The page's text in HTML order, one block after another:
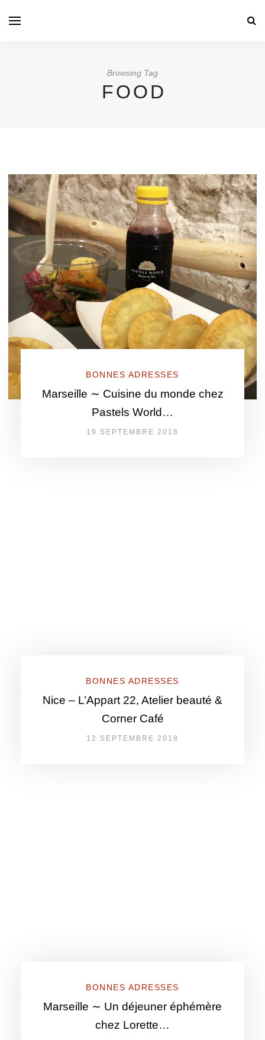
Browsing Tag
FOOD
BONNES ADRESSES
Marseille ∼ Cuisine du monde chez
Pastels World…
19 SEPTEMBRE 2018
BONNES ADRESSES
Nice – L’Appart 22, Atelier beauté &
Corner Café
12 SEPTEMBRE 2018
BONNES ADRESSES
Marseille ∼ Un déjeuner éphémère
chez Lorette…